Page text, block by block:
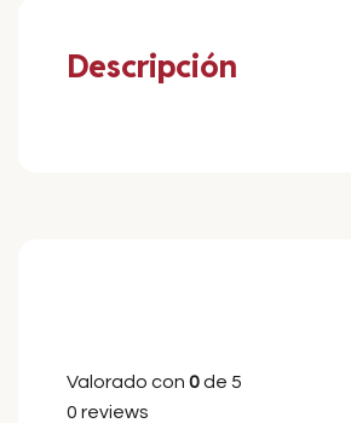
Descripción
Valorado con 0de 5
0 reviews